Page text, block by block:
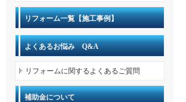
リフォーム一覧【施工事例】
よくあるお悩み Q&A
リフォームに関するよくあるご質問
補助金について